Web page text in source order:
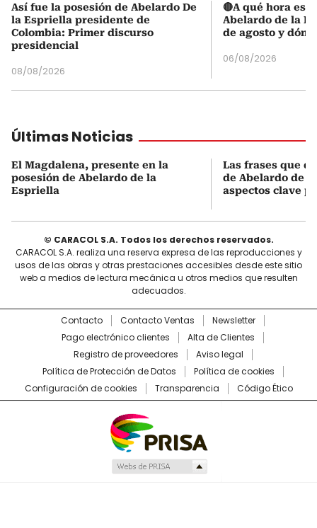
Así fue la posesión de Abelardo De
la Espriella presidente de
Colombia: Primer discurso
presidencial
08/08/2026
🔴A qué hora es
Abelardo de la
de agosto y
06/08/2026
Últimas Noticias
El Magdalena, presente en la
posesión de Abelardo de la
Espriella
Las frases que
de Abelardo de
aspectos clave
© CARACOL S.A. Todos los derechos reservados.
CARACOL S.A. realiza una reserva expresa de las reproducciones y
usos de las obras y otras prestaciones accesibles desde este sitio
web a medios de lectura mecánica u otros medios que resulten
adecuados.
Contacto Contacto Ventas
Newsletter
Pago electrónico clientes
Alta de Clientes
Registro de proveedores
Aviso legal
Política de Protección de Datos
Política de cookies
Configuración de cookies
Transparencia Código Ético